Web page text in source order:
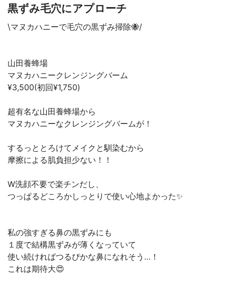
黒ずみ毛穴にアプローチ
\マヌカハニーで毛穴の黒ずみ掃除🐝/⁡
山田養蜂場⁡
マヌカハニークレンジングバーム⁡
¥3,500(初回¥1,750)⁡
超有名な山田養蜂場から⁡
マヌカハニーなクレンジングバームが！⁡
するっととろけてメイクと馴染むから⁡
摩擦による肌負担少ない！！⁡
W洗顔不要で楽チンだし、⁡
つっぱるどころかしっとりで使い心地よかった✨⁡
私の強すぎる鼻の黒ずみにも⁡
１度で結構黒ずみが薄くなっていて⁡
使い続ければつるぴかな鼻になれそう…！⁡
これは期待大😍⁡